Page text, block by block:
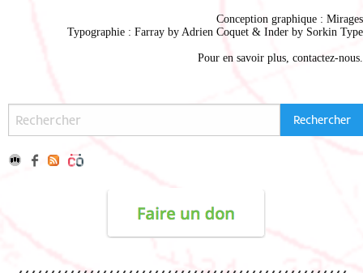
Conception graphique : Mirages
Typographie : Farray by Adrien Coquet & Inder by Sorkin Type
Pour en savoir plus, contactez-nous